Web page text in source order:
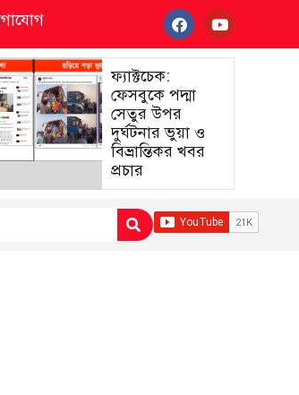
ফ্যাক্টচেক:
ফেসবুকে পদ্মা
সেতুর উপর
দুর্ঘটনার ভুয়া ও
বিভ্রান্তিকর খবর
প্রচার